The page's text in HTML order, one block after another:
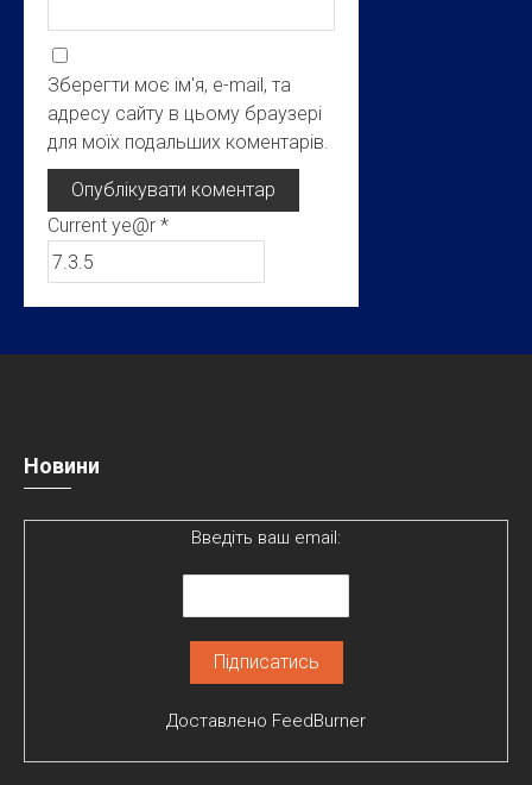
Зберегти моє ім'я, e-mail, та
адресу сайту в цьому браузері
для моїх подальших коментарів.
Current ye@r *
Новини
Введіть ваш email:
Доставлено FeedBurner